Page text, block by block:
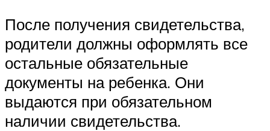
После получения свидетельства,
родители должны оформлять все
остальные обязательные
документы на ребенка. Они
выдаются при обязательном
наличии свидетельства.